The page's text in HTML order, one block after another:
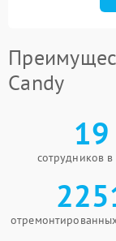
Candy
19
сотрудников в